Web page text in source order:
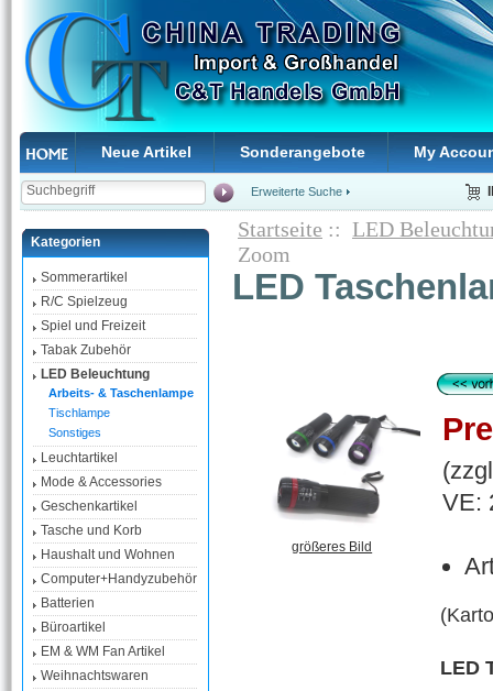
Neue Artikel Sonderangebote My
Erweiterte Suche
Kategorien
Sommerartikel
R/C Spielzeug
Spiel und Freizeit
Tabak Zubehör
LED Beleuchtung
Arbeits- & Taschenlampe
Tischlampe
Sonstiges
Leuchtartikel
Mode & Accessories
Geschenkartikel
Tasche und Korb
Haushalt und Wohnen
Computer+Handyzubehör
Batterien
Büroartikel
EM & WM Fan Artikel
Weihnachtswaren
Startseite :: LED
Zoom
LED
größeres Bild
VE:
LED